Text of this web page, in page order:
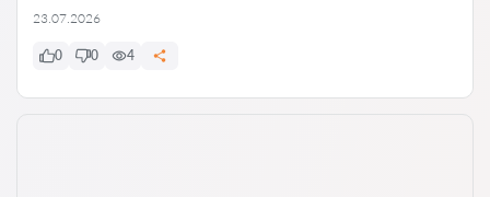
23.07.2026
0 0 4